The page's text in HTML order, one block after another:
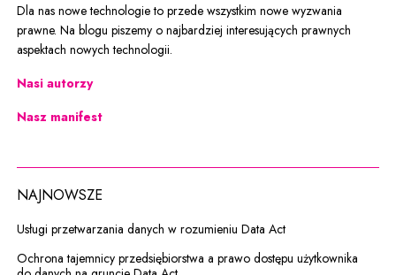
Dla nas nowe technologie to przede wszystkim nowe wyzwania
prawne. Na blogu piszemy o najbardziej interesujących prawnych
aspektach nowych technologii.
Nasi autorzy
Nasz manifest
NAJNOWSZE
Usługi przetwarzania danych w rozumieniu Data Act
Ochrona tajemnicy przedsiębiorstwa a prawo dostępu użytkownika